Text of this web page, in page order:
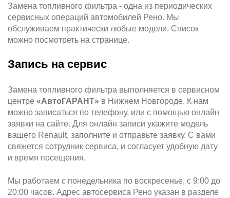
Замена топливного фильтра - одна из периодических
сервисных операций автомобилей Рено. Мы
обслуживаем практически любые модели. Список
можно посмотреть на странице.
Запись на сервис
Замена топливного фильтра выполняется в сервисном
центре «АвтоГАРАНТ» в Нижнем Новгороде. К нам
можно записаться по телефону, или с помощью онлайн
заявки на сайте. Для онлайн записи укажите модель
вашего Renault, заполните и отправьте заявку. С вами
свяжется сотрудник сервиса, и согласует удобную дату
и время посещения.
Мы работаем с понедельника по воскресенье, с 9:00 до
20:00 часов. Адрес автосервиса Рено указан в разделе